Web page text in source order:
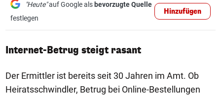
"Heute"auf Google als bevorzugte Quelle
festlegen
Hinzufügen
Internet-Betrug steigt rasant
Der Ermittler ist bereits seit 30 Jahren im Amt. Ob
Heiratsschwindler, Betrug bei Online-Bestellungen